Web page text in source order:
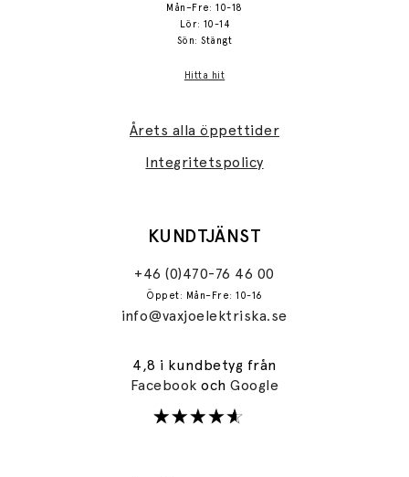
Mån–Fre: 10-18
Lör: 10-14
Sön: Stängt
Hitta hit
Årets alla öppettider
Integritetspolicy
KUNDTJÄNST
+46 (0)470-76 46 00
Öppet: Mån–Fre: 10-16
info@vaxjoelektriska.se
4,8 i kundbetyg från
FacebookochGoogle